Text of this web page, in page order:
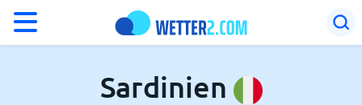
Sardinien